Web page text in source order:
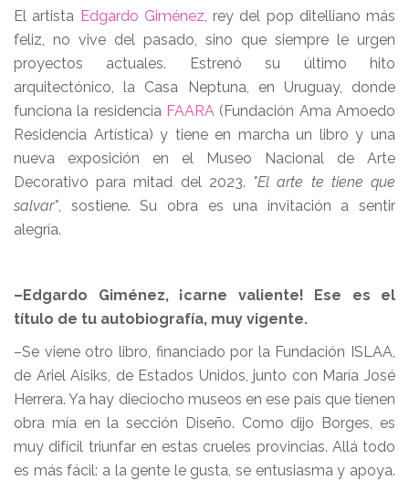
El artista Edgardo Giménez, rey del pop ditelliano más
feliz, no vive del pasado, sino que siempre le urgen
proyectos actuales. Estrenó su último hito
arquitectónico, la Casa Neptuna, en Uruguay, donde
funciona la residencia FAARA (Fundación Ama Amoedo
Residencia Artística) y tiene en marcha un libro y una
nueva exposición en el Museo Nacional de Arte
Decorativo para mitad del 2023. "El arte te tiene que
salvar", sostiene. Su obra es una invitación a sentir
alegría.
–Edgardo Giménez, ¡carne valiente! Ese es el
título de tu autobiografía, muy vigente.
–Se viene otro libro, financiado por la Fundación ISLAA,
de Ariel Aisiks, de Estados Unidos, junto con María José
Herrera. Ya hay dieciocho museos en ese país que tienen
obra mía en la sección Diseño. Como dijo Borges, es
muy difícil triunfar en estas crueles provincias. Allá todo
es más fácil: a la gente le gusta, se entusiasma y apoya.